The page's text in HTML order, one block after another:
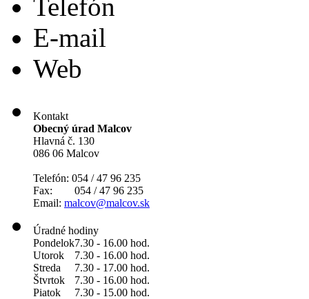
Telefón
E-mail
Web
Kontakt
Obecný úrad Malcov
Hlavná č. 130
086 06 Malcov
Telefón: 054 / 47 96 235
Fax: 054 / 47 96 235
Email: malcov@malcov.sk
Úradné hodiny
Pondelok7.30 - 16.00 hod.
Utorok
7.30 - 16.00 hod.
Streda
7.30 - 17.00 hod.
Štvrtok
7.30 - 16.00 hod.
Piatok
7.30 - 15.00 hod.